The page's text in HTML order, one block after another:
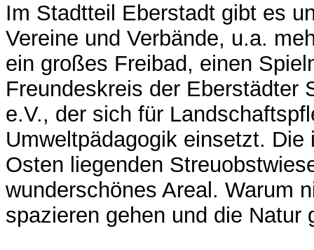
Im Stadtteil Eberstadt gibt es
Vereine und Verbände, u.a.
ein großes Freibad, einen
Freundeskreis der Eberstädter
e.V., der sich für
Umweltpädagogik einsetzt. Die
Osten liegenden
wunderschönes Areal. Warum
spazieren gehen und die Natur